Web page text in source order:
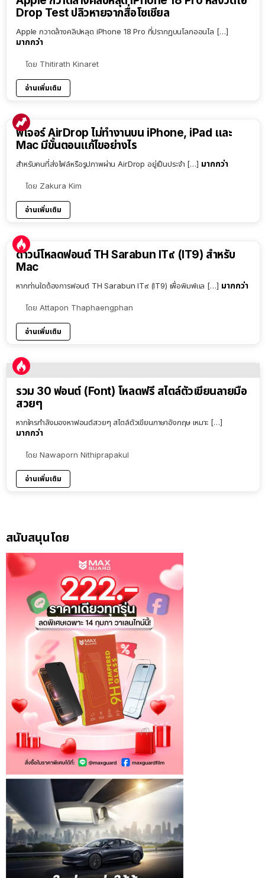
Drop Test ปลิวหายจากสื่อโซเชียล
Apple กวาดล้างคลิปหลุด iPhone 18 Pro ที่ปรากฏบนโลกออนไล […]
มากกว่า
โดย Thitirath Kinaret
อ่านเพิ่มเติม
ฟีเจอร์ AirDrop ไม่ทำงานบน iPhone, iPad และ
Mac มีขั้นตอนแก้ไขอย่างไร
สำหรับคนที่ส่งไฟล์หรือรูปภาพผ่าน AirDrop อยู่เป็นประจำ […] มากกว่า
โดย Zakura Kim
อ่านเพิ่มเติม
ดาวน์โหลดฟอนต์ TH Sarabun IT๙ (IT9) สำหรับ
Mac
หากท่านใดต้องการฟอนต์ TH Sarabun IT๙ (IT9) เพื่อพิมพ์แล […] มากกว่า
โดย Attapon Thaphaengphan
อ่านเพิ่มเติม
รวม 30 ฟอนต์ (Font) โหลดฟรี สไตล์ตัวเขียนลายมือ
สวยๆ
หากใครกำลังมองหาฟอนต์สวยๆ สไตล์ตัวเขียนภาษาอังกฤษ เหมาะ […]
มากกว่า
โดย Nawaporn Nithiprapakul
อ่านเพิ่มเติม
สนับสนุนโดย